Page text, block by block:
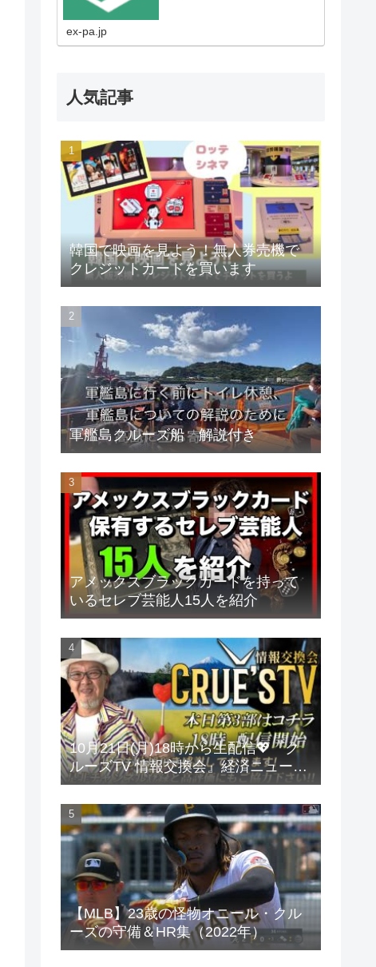
ex-pa.jp
人気記事
韓国で映画を見よう！無人券売機で
クレジットカードを買います
軍艦島クルーズ船 解説付き
アメックスブラックカードを持って
いるセレブ芸能人15人を紹介
10月21日(月)18時から生配信💖『ク
ルーズTV 情報交換会』経済ニュース
投資 株式市場 新NISA 投資信託 仮想
通貨 ビットコイン 不動産投資 為替
ベトナムドン イラクディナール
【MLB】23歳の怪物オニール・クル
ーズの守備＆HR集（2022年）